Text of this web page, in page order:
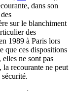
dans son
sur le blanchiment
des
1989 à Paris lors
que ces dispositions
elles ne sont pas
recourante ne peut